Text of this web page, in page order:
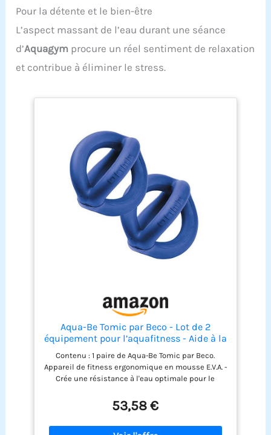
Pour la détente et le bien-être
L’aspect massant de l’eau durant une séance
d’Aquagym procure un réel sentiment de relaxation
et contribue à éliminer le stress.
Aqua-Be Tomic par Beco - Lot de 2
équipement pour l’aquafitness - Aide à la
flottabilité - Équipements de sport
nautique, bleu
Contenu : 1 paire de Aqua-Be Tomic par Beco.
Appareil de fitness ergonomique en mousse E.V.A. -
Crée une résistance à l'eau optimale pour le
permettant des transferts rapides de la main au
pied. Grâce aux barres étroites, ces équipements
sont faciles à saisir, que vous ayez des grandes ou
53,58 €